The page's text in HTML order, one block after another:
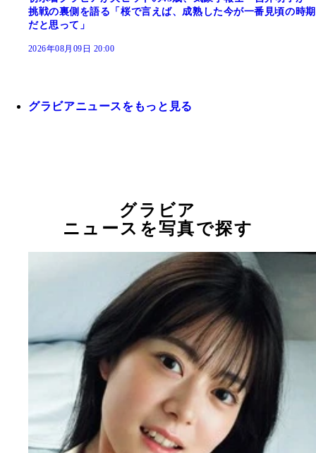
挑戦の裏側を語る「桜で言えば、成熟した今が一番見頃の時期
だと思って」
2026年08月09日 20:00
グラビアニュースをもっと見る
グラビア
ニュースを写真で探す